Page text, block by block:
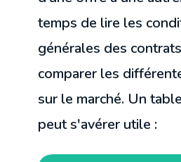
temps de lire les
générales des
comparer les
sur le marché. Un
peut s'avérer utile :